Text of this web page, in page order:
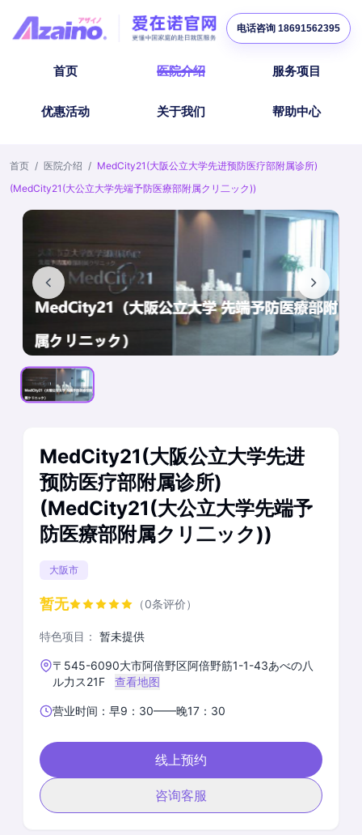
首页 医院介绍 服务项目
优惠活动 关于我们 帮助中心
电话咨询 18691562395
首页 / 医院介绍 / MedCity21(大阪公立大学先进预防医疗部附属诊所)
(MedCity21(大公立大学先端予防医療部附属クリ二ック))
MedCity21(大阪公立大学先进
预防医疗部附属诊所)
(MedCity21(大公立大学先端予
防医療部附属クリ二ック))
大阪市
暂无 （0条评价）
特色项目： 暂未提供
〒545-6090大市阿倍野区阿倍野筋1-1-43あべの八
ル力ス21F
查看地图
营业时间：早9：30——晚17：30
线上预约
咨询客服